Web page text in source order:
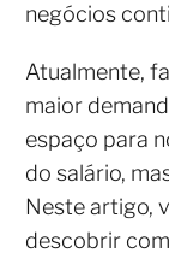
negócios
Atualmente,
maior
espaço para
do salário,
Neste artigo,
descobrir